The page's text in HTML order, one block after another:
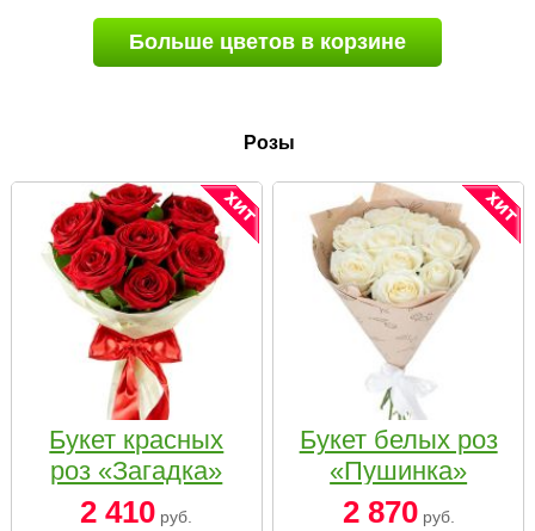
Больше цветов в корзине
Розы
Букет красных
роз «Загадка»
2 410 руб.
Букет белых роз
«Пушинка»
2 870руб.